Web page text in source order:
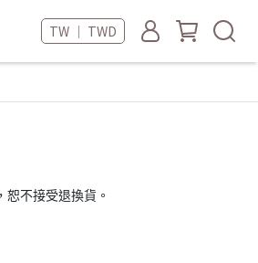
TW ｜ TWD
不接受退換貨。